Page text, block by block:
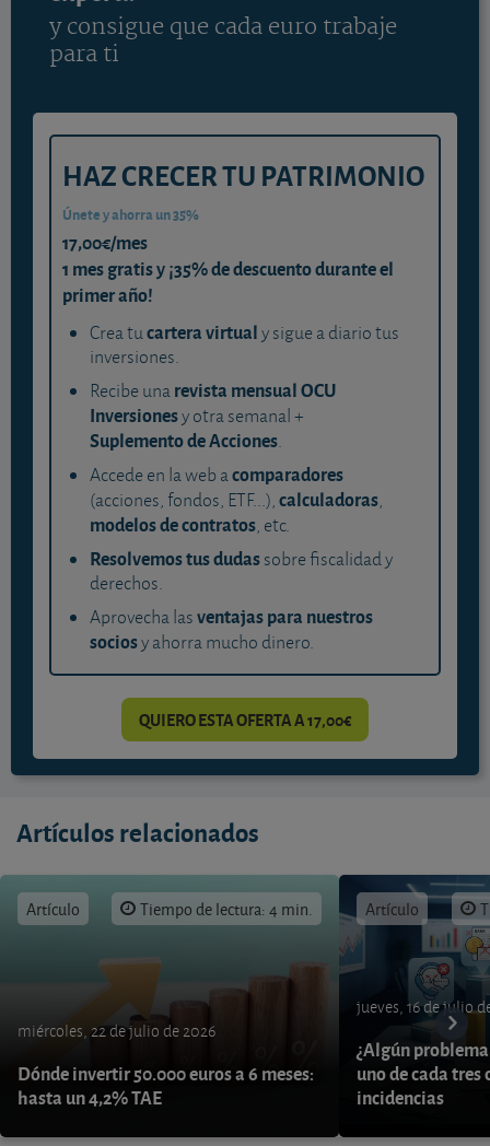
y consigue que cada euro trabaje
para ti
HAZ CRECER TU PATRIMONIO
Únete y ahorra un 35%
17,00€/mes
1 mes gratis y ¡35% de descuento durante el
primer año!
Crea tucartera virtualy sigue a diario tus
inversiones.
Recibe unarevista mensual OCU
Inversionesy otra semanal +
Suplemento de Acciones.
Accede en la web acomparadores
(acciones, fondos, ETF...),calculadoras,
modelos de contratos, etc.
Resolvemos tus dudassobre fiscalidad y
derechos.
Aprovecha lasventajas para nuestros
sociosy ahorra mucho dinero.
QUIERO ESTA OFERTA A 17,00€
Artículos relacionados
Artículo Tiempo de lectura: 4 min.
miércoles, 22 de julio de 2026
Dónde invertir 50.000 euros a 6 meses:
hasta un 4,2% TAE
Artículo
jueves, 16 de julio
¿Algún problema
uno de cada
incidencias